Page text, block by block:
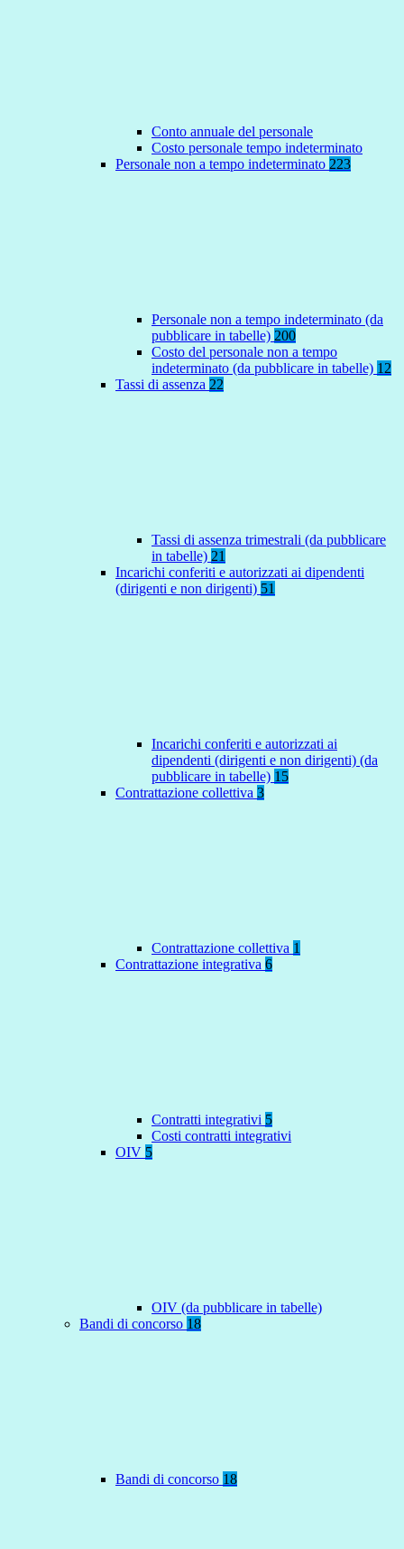
Conto annuale del personale
Costo personale tempo indeterminato
Personale non a tempo indeterminato 223
Personale non a tempo indeterminato (da
pubblicare in tabelle) 200
Costo del personale non a tempo
indeterminato (da pubblicare in tabelle) 12
Tassi di assenza 22
Tassi di assenza trimestrali (da pubblicare
in tabelle) 21
Incarichi conferiti e autorizzati ai dipendenti
(dirigenti e non dirigenti) 51
Incarichi conferiti e autorizzati ai
dipendenti (dirigenti e non dirigenti) (da
pubblicare in tabelle) 15
Contrattazione collettiva 3
Contrattazione collettiva 1
Contrattazione integrativa 6
Contratti integrativi 5
Costi contratti integrativi
OIV 5
OIV (da pubblicare in tabelle)
Bandi di concorso 18
Bandi di concorso 18